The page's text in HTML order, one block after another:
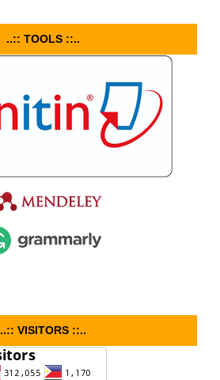
..:: TOOLS ::..
..:: VISITORS ::..